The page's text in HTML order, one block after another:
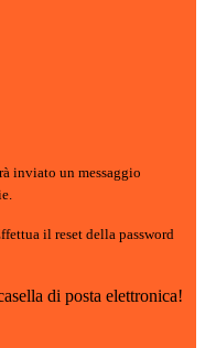
inviato un messaggio
il reset della password
di posta elettronica!